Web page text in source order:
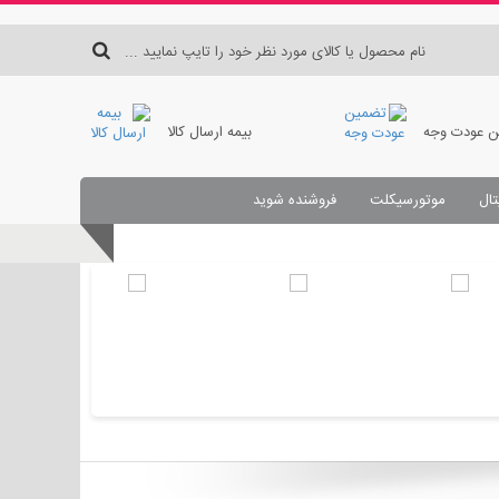
عودت وجه بیمه ارسال کالا
موتورسیکلت
فروشنده شوید